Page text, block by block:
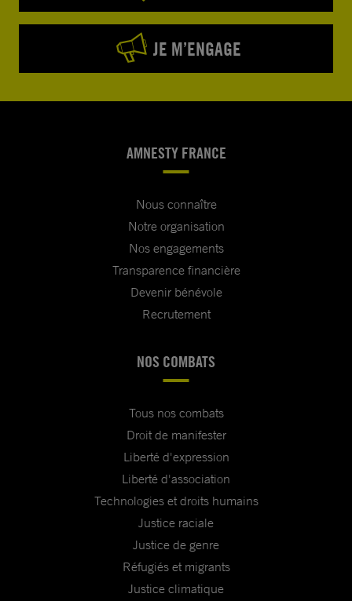
JE M’ENGAGE
AMNESTY FRANCE
Nous connaître
Notre organisation
Nos engagements
Transparence financière
Devenir bénévole
Recrutement
NOS COMBATS
Tous nos combats
Droit de manifester
Liberté d'expression
Liberté d'association
Technologies et droits humains
Justice raciale
Justice de genre
Réfugiés et migrants
Justice climatique